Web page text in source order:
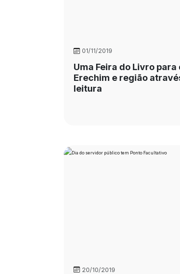
01/11/2019
Uma Feira do Livro
Erechim e região
leitura
20/10/2019